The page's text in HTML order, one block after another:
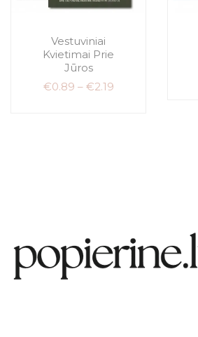
Vestuviniai
Kvietimai Prie
Jūros
€0.89 – €2.19